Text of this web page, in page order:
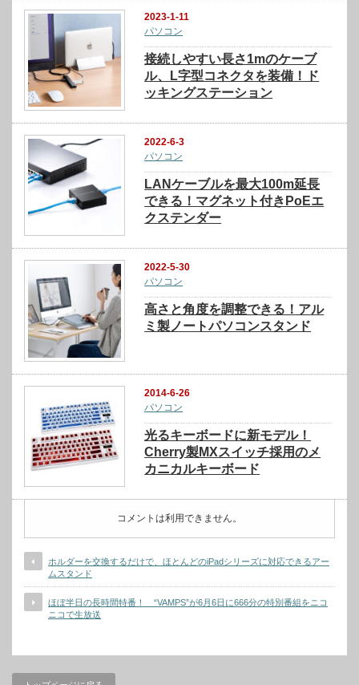
2023-1-11
パソコン
接続しやすい長さ1mのケーブ
ル、L字型コネクタを装備！ド
ッキングステーション
2022-6-3
パソコン
LANケーブルを最大100m延長
できる！マグネット付きPoEエ
クステンダー
2022-5-30
パソコン
高さと角度を調整できる！アル
ミ製ノートパソコンスタンド
2014-6-26
パソコン
光るキーボードに新モデル！
Cherry製MXスイッチ採用のメ
カニカルキーボード
コメントは利用できません。
ホルダーを交換するだけで、ほとんどのiPadシリーズに対応できるアー
ムスタンド
ほぼ半日の長時間特番！ “VAMPS”が6月6日に666分の特別番組をニコ
ニコで生放送